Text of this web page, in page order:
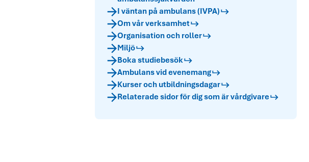
I väntan på ambulans (IVPA)
Om vår verksamhet
Organisation och roller
Miljö
Boka studiebesök
Ambulans vid evenemang
Kurser och utbildningsdagar
Relaterade sidor för dig som är vårdgivare